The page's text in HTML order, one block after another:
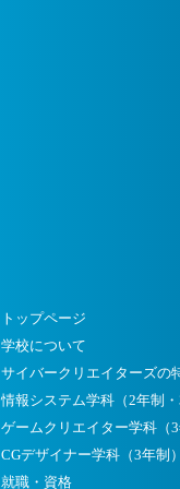
トップページ
学校について
サイバークリエイターズの
情報システム学科（2年制
ゲームクリエイター学科（
CGデザイナー学科（3年制
就職・資格